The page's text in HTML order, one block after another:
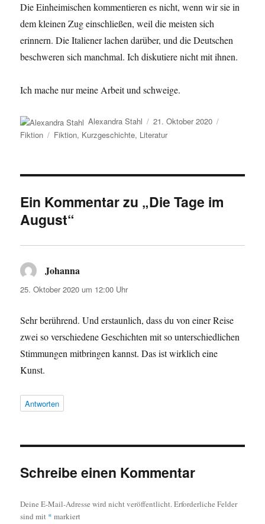
Die Einheimischen kommentieren es nicht, wenn wir sie in
dem kleinen Zug einschließen, weil die meisten sich
erinnern. Die Italiener lachen darüber, und die Deutschen
beschweren sich manchmal. Ich diskutiere nicht mit ihnen.
Ich mache nur meine Arbeit und schweige.
Autor
Alexandra Stahl
Veröffentlicht
am
21. Oktober 2020
Fiktion
Schlagwörter
Fiktion, Kurzgeschichte, Literatur
Ein Kommentar zu „Die Tage im
August“
Johanna
25. Oktober 2020 um 12:00 Uhr
Sehr berührend. Und erstaunlich, dass du von einer Reise
zwei so verschiedene Geschichten mit so unterschiedlichen
Stimmungen mitbringen kannst. Das ist wirklich eine
Kunst.
Antworten
Schreibe einen Kommentar
Deine E-Mail-Adresse wird nicht veröffentlicht. Erforderliche Felder
sind mit * markiert